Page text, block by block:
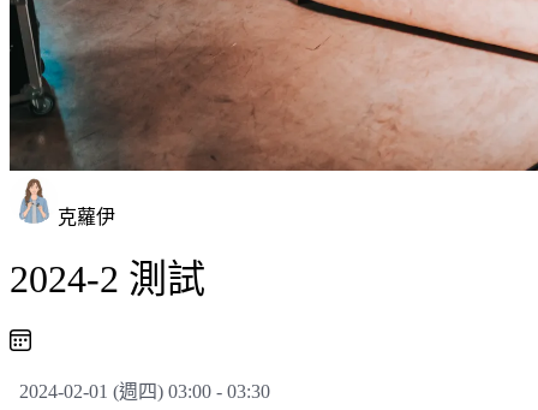
克蘿伊
2024-2 測試
2024-02-01 (週四) 03:00 - 03:30